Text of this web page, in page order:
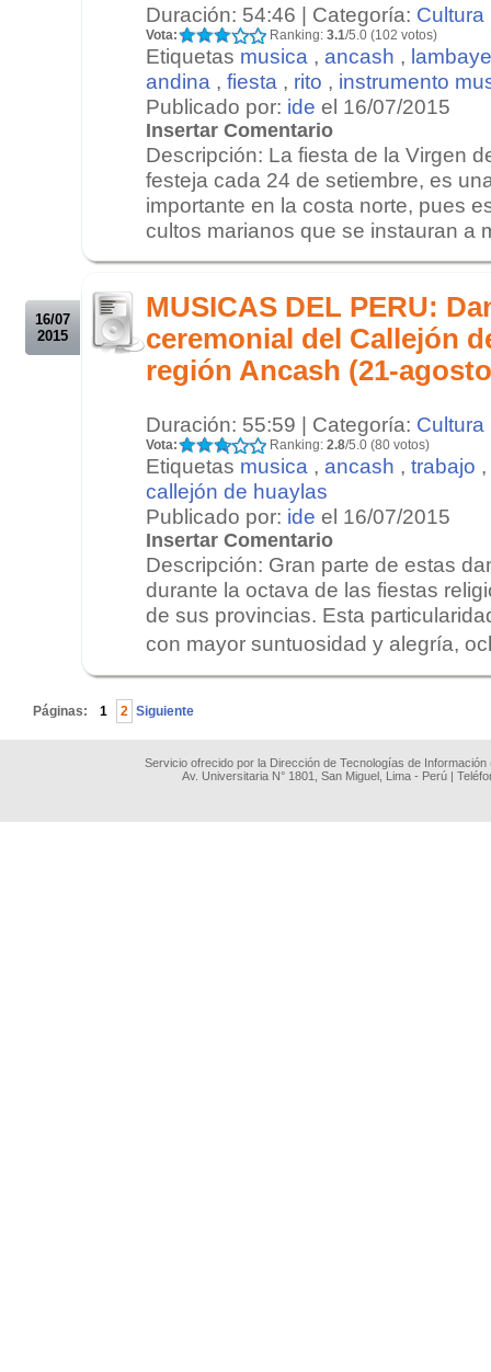
Duración: 54:46 | Categoría: Cultura
Vota: Ranking: 3.1/5.0 (102 votos)
Etiquetas musica , ancash ,
andina , fiesta , rito , instrumento
Publicado por: ide el 16/07/2015
Insertar Comentario
Descripción: La fiesta de la Virgen
festeja cada 24 de setiembre, es
importante en la costa norte, pues
cultos marianos que se instauran a
16/07
2015
MUSICAS DEL PERU:
ceremonial del Callejón
región Ancash (21-
Duración: 55:59 | Categoría: Cultura
Vota: Ranking: 2.8/5.0 (80 votos)
Etiquetas musica , ancash , trabajo ,
callejón de huaylas
Publicado por: ide el 16/07/2015
Insertar Comentario
Descripción: Gran parte de estas
durante la octava de las fiestas
de sus provincias. Esta
con mayor suntuosidad y alegría,
Páginas: 1 2 Siguiente
Servicio ofrecido por la Dirección de Tecnologías de
Av. Universitaria N° 1801, San Miguel, Lima - Perú |